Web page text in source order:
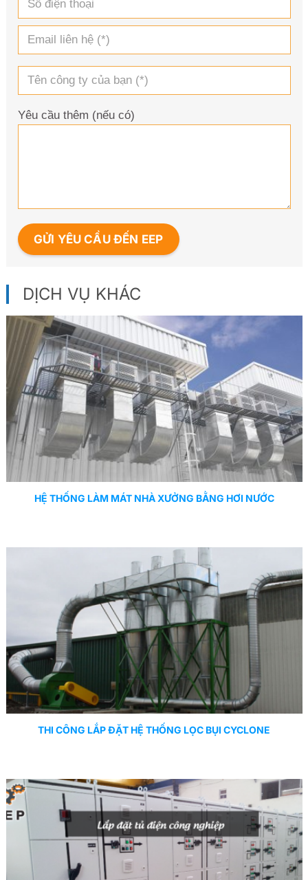
Yêu cầu thêm (nếu có)
DỊCH VỤ KHÁC
HỆ THỐNG LÀM MÁT NHÀ XƯỞNG BẰNG HƠI NƯỚC
THI CÔNG LẮP ĐẶT HỆ THỐNG LỌC BỤI CYCLONE